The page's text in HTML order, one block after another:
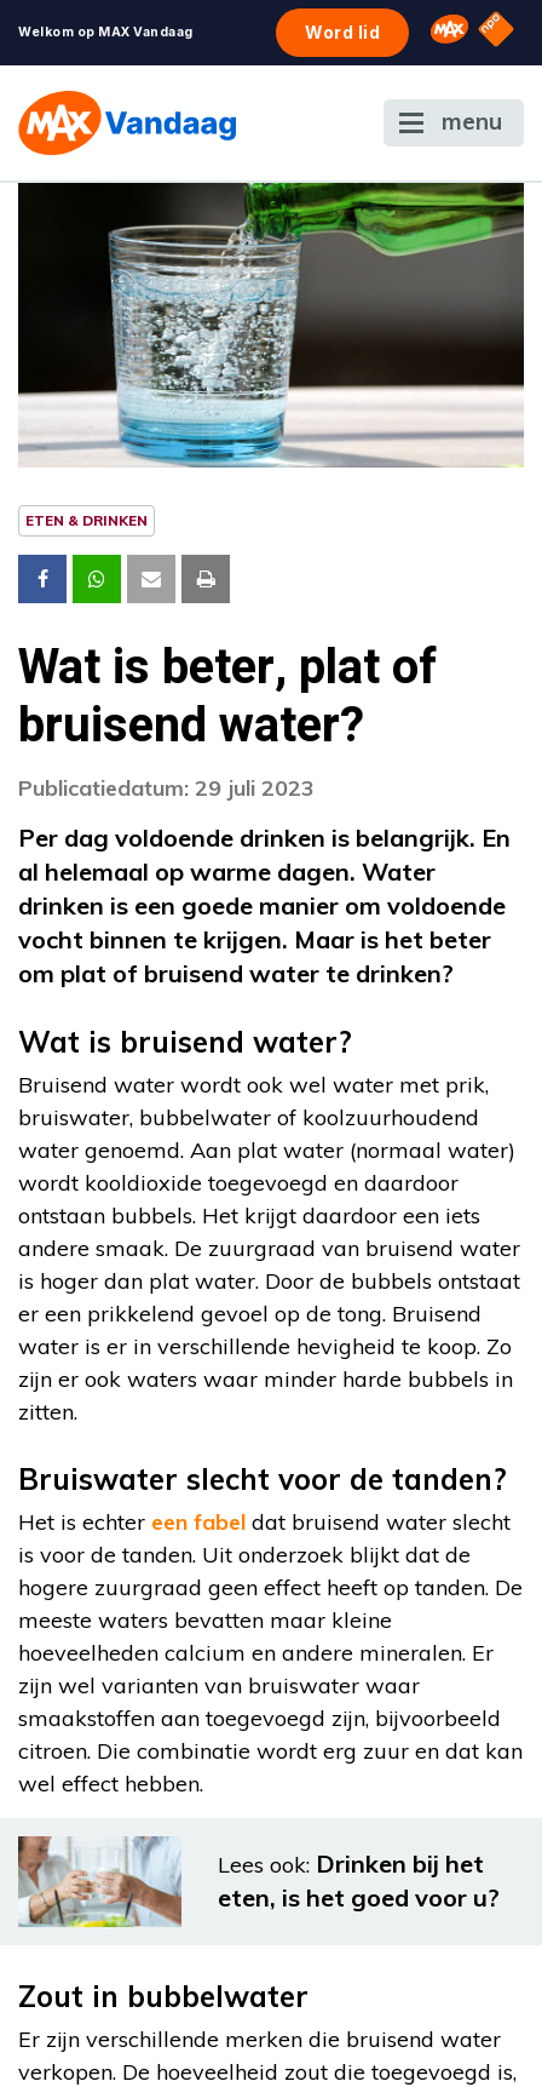
Welkom op MAX Vandaag Word lid Omroep
NPO
menu
ETEN & DRINKEN
Wat is beter, plat of
bruisend water?
Publicatiedatum: 29 juli 2023
Per dag voldoende drinken is belangrijk. En
al helemaal op warme dagen. Water
drinken is een goede manier om voldoende
vocht binnen te krijgen. Maar is het beter
om plat of bruisend water te drinken?
Wat is bruisend water?
Bruisend water wordt ook wel water met prik,
bruiswater, bubbelwater of koolzuurhoudend
water genoemd. Aan plat water (normaal water)
wordt kooldioxide toegevoegd en daardoor
ontstaan bubbels. Het krijgt daardoor een iets
andere smaak. De zuurgraad van bruisend water
is hoger dan plat water. Door de bubbels ontstaat
er een prikkelend gevoel op de tong. Bruisend
water is er in verschillende hevigheid te koop. Zo
zijn er ook waters waar minder harde bubbels in
zitten.
Bruiswater slecht voor de tanden?
Het is echter een fabel dat bruisend water slecht
is voor de tanden. Uit onderzoek blijkt dat de
hogere zuurgraad geen effect heeft op tanden. De
meeste waters bevatten maar kleine
hoeveelheden calcium en andere mineralen. Er
zijn wel varianten van bruiswater waar
smaakstoffen aan toegevoegd zijn, bijvoorbeeld
citroen. Die combinatie wordt erg zuur en dat kan
wel effect hebben.
Lees ook: Drinken bij het
eten, is het goed voor u?
Zout in bubbelwater
Er zijn verschillende merken die bruisend water
verkopen. De hoeveelheid zout die toegevoegd is,